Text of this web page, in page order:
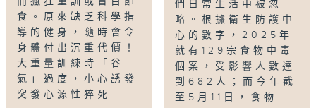
食。原來缺乏科學指
導的健身，隨時會令
身體付出沉重代價！
大重量訓練時「谷
氣」過度，小心誘發
突發心源性猝死...
們日常生活中被忽
略。根據衛生防護中
心的數字，2025年
就有129宗食物中毒
個案，受影響人數達
到682人；而今年截
至5月11日，食物...